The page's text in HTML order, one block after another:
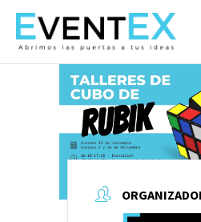
contenido